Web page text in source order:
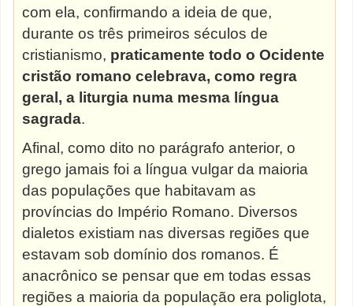
com ela, confirmando a ideia de que,
durante os três primeiros séculos de
cristianismo, praticamente todo o Ocidente
cristão romano celebrava, como regra
geral, a liturgia numa mesma língua
sagrada.
Afinal, como dito no parágrafo anterior, o
grego jamais foi a língua vulgar da maioria
das populações que habitavam as
províncias do Império Romano. Diversos
dialetos existiam nas diversas regiões que
estavam sob domínio dos romanos. É
anacrônico se pensar que em todas essas
regiões a maioria da população era poliglota,